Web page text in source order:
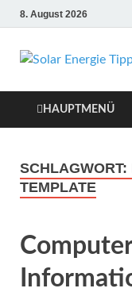
8. August 2026
HAUPTMENÜ
SCHLAGWORT:
TEMPLATE